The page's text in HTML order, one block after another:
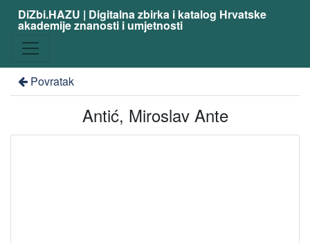
DiZbi.HAZU | Digitalna zbirka i katalog Hrvatske
akademije znanosti i umjetnosti
Povratak
Antić, Miroslav Ante